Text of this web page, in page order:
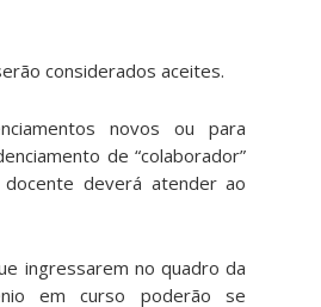
considerados aceites.
novos ou para
de “colaborador”
docente deverá atender ao
ingressarem no quadro da
em curso poderão se